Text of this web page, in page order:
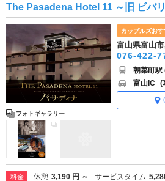
The Pasadena Hotel 11 ～旧 ビバ
フォトギャラリー
カップルズおす
富山県富山
076-422-
朝菜町駅
富山IC (
料金 休憩 3,190 円 ～ サービスタイム